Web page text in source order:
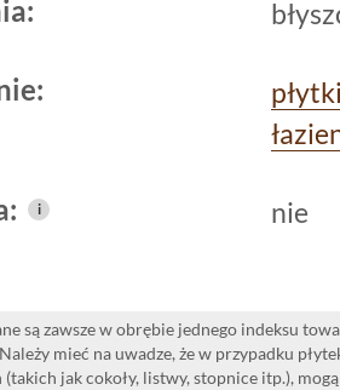
i nie
są zawsze w obrębie jednego indeksu
mieć na uwadze, że w przypadku
jak cokoły, listwy, stopnice itp.),